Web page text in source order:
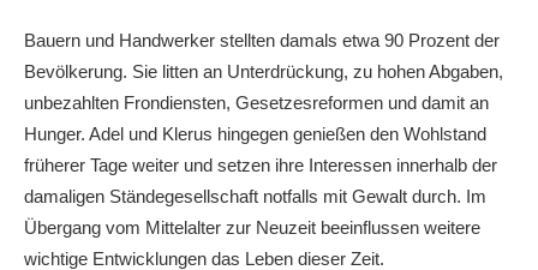
Bauern und Handwerker stellten damals etwa 90 Prozent der
Bevölkerung. Sie litten an Unterdrückung, zu hohen Abgaben,
unbezahlten Frondiensten, Gesetzesreformen und damit an
Hunger. Adel und Klerus hingegen genießen den Wohlstand
früherer Tage weiter und setzen ihre Interessen innerhalb der
damaligen Ständegesellschaft notfalls mit Gewalt durch. Im
Übergang vom Mittelalter zur Neuzeit beeinflussen weitere
wichtige Entwicklungen das Leben dieser Zeit.